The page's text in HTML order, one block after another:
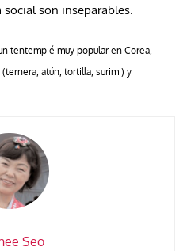
son inseparables.
tentempié muy popular en Corea,
atún, tortilla, surimi) y
Seo